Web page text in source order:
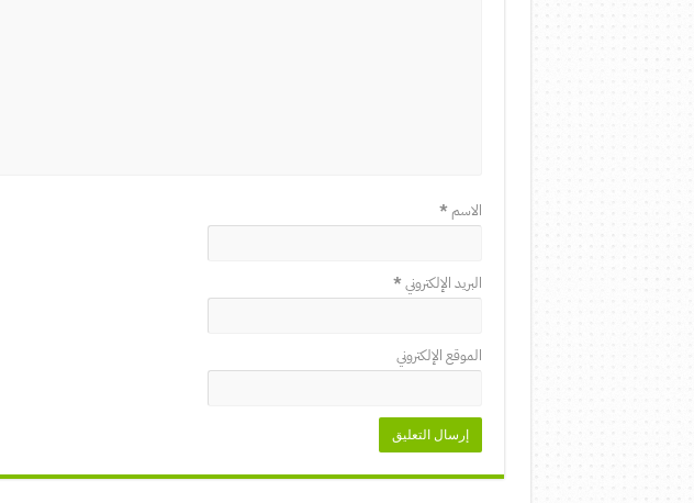
الاسم*
البريد الإلكتروني*
الموقع الإلكتروني